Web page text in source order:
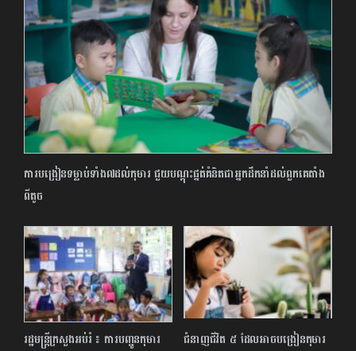
ការបង្រៀន​ទម្លាប់ទាំង៧ដល់កុមារ ជួយបណ្តុះផ្នត់គំនិតជាអ្នកដឹកនាំដល់ពួកគេតាំង
ពីតូច
រដ្ឋមន្រ្តីក្រសួងអប់រំ ​៖ ការបញ្ជូនកុមារ
ជំនាញជីវិត ៥ ដែលអាចបង្រៀនកុមារ